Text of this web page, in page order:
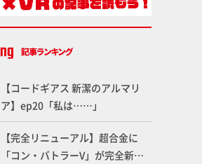
【コードギアス 新潔のアルマリ
ア】ep20「私は……」
【完全リニューアル】超合金に
「コン・バトラーV」が完全新規